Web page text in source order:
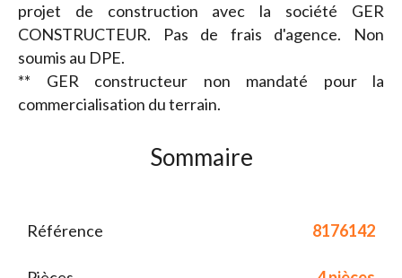
projet de construction avec la société GER
CONSTRUCTEUR. Pas de frais d'agence. Non
soumis au DPE.
** GER constructeur non mandaté pour la
commercialisation du terrain.
Sommaire
Référence 8176142